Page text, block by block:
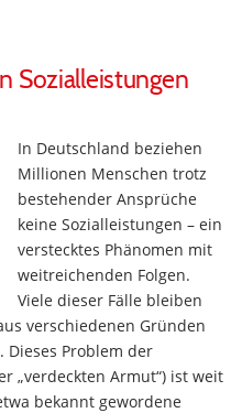
Sozialleistungen
In Deutschland beziehen
Millionen Menschen trotz
bestehender Ansprüche
keine Sozialleistungen – ein
verstecktes Phänomen mit
weitreichenden Folgen.
Viele dieser Fälle bleiben
verschiedenen Gründen
Problem der
„verdeckten Armut“) ist weit
bekannt gewordene